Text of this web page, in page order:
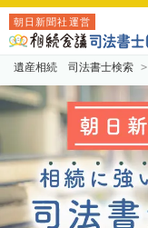
朝日新聞社運営
遺産相続 司法書士検索